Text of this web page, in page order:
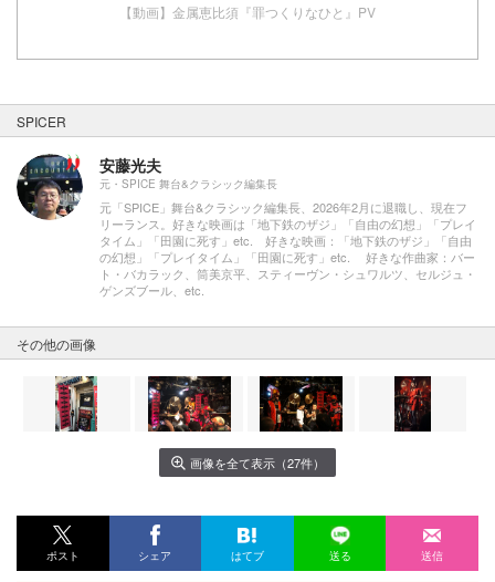
【動画】金属恵比須『罪つくりなひと』PV
SPICER
安藤光夫
元・SPICE 舞台&クラシック編集長
元「SPICE」舞台&クラシック編集長、2026年2月に退職し、現在フ
リーランス。好きな映画は「地下鉄のザジ」「自由の幻想」「プレイ
タイム」「田園に死す」etc. 好きな映画：「地下鉄のザジ」「自由
の幻想」「プレイタイム」「田園に死す」etc. 好きな作曲家：バー
ト・バカラック、筒美京平、スティーヴン・シュワルツ、セルジュ・
ゲンズブール、etc.
その他の画像
画像を全て表示（27件）
ポスト シェア はてブ 送る 送信